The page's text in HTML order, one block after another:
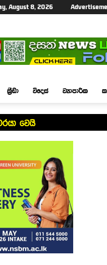
August 8, 2026
ක්‍රීඩා විදෙස් ව්‍යාපාරික
වෙයි